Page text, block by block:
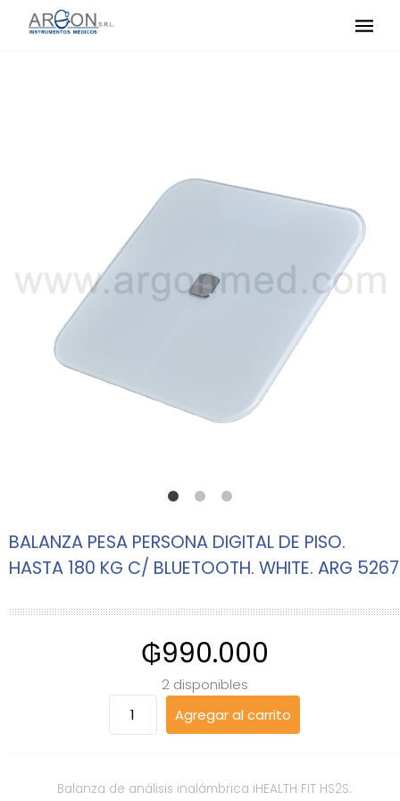
BALANZA PESA PERSONA DIGITAL DE PISO.
HASTA 180 KG C/ BLUETOOTH. WHITE. ARG 5267
₲990.000
2 disponibles
PESA
DE
Agregar al carrito
Balanza de análisis inalámbrica iHEALTH FIT HS2S.